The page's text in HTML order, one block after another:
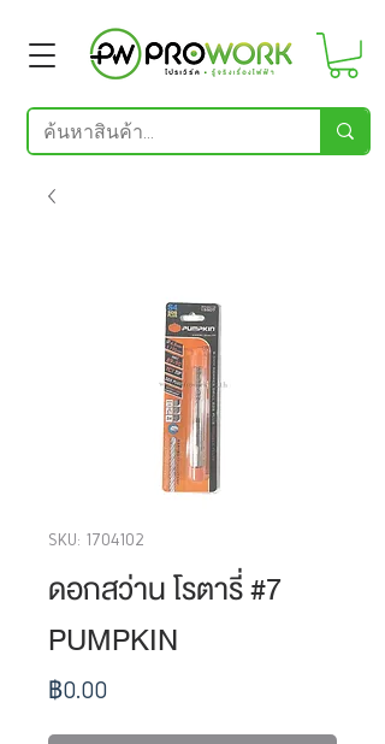
SKU: 1704102
ดอกสว่าน โรตารี่ #7
PUMPKIN
฿0.00ราคา